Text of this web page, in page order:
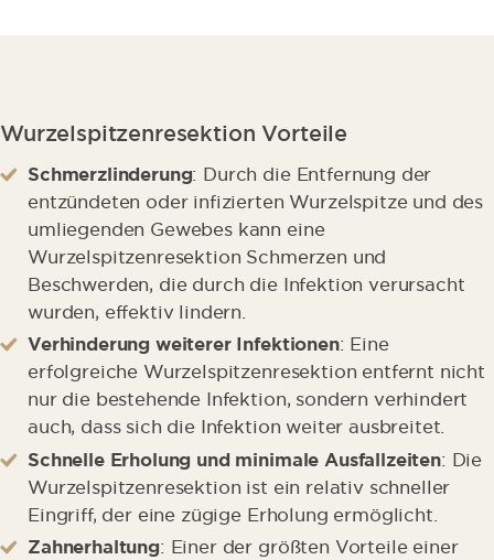
Wurzelfüllung
Funktion
Fachzahnärzte
Klinikstandorte
Fragen & Antworten
Weitere Links
Wurzelspitzenresektion Vorteile
Schmerzlinderung: Durch die Entfernung der
entzündeten oder infizierten Wurzelspitze und des
umliegenden Gewebes kann eine
Wurzelspitzenresektion Schmerzen und
Beschwerden, die durch die Infektion verursacht
wurden, effektiv lindern.
Verhinderung weiterer Infektionen: Eine
erfolgreiche Wurzelspitzenresektion entfernt nicht
nur die bestehende Infektion, sondern verhindert
auch, dass sich die Infektion weiter ausbreitet.
Schnelle Erholung und minimale Ausfallzeiten: Die
Wurzelspitzenresektion ist ein relativ schneller
Eingriff, der eine zügige Erholung ermöglicht.
Zahnerhaltung: Einer der größten Vorteile einer